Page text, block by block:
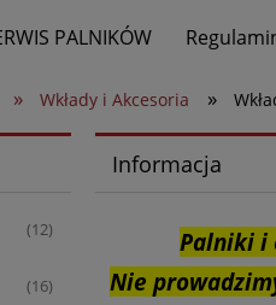
PALNIKÓW
» Wkłady i Akcesoria »
(12)
(16)
Informacja
Palniki i
Nie